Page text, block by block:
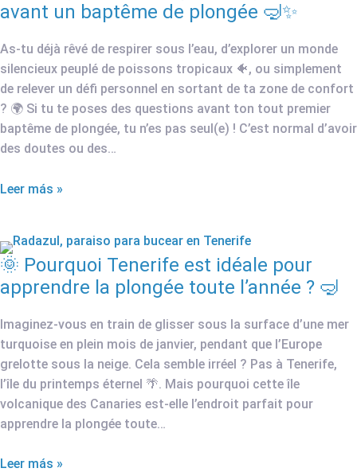
avant un baptême de plongée 🤿✨
As-tu déjà rêvé de respirer sous l’eau, d’explorer un monde
silencieux peuplé de poissons tropicaux 🐠, ou simplement
de relever un défi personnel en sortant de ta zone de confort
? 🌍 Si tu te poses des questions avant ton tout premier
baptême de plongée, tu n’es pas seul(e) ! C’est normal d’avoir
des doutes ou des…
Leer más »
🌞 Pourquoi Tenerife est idéale pour
apprendre la plongée toute l’année ? 🤿
Imaginez-vous en train de glisser sous la surface d’une mer
turquoise en plein mois de janvier, pendant que l’Europe
grelotte sous la neige. Cela semble irréel ? Pas à Tenerife,
l’île du printemps éternel 🌴. Mais pourquoi cette île
volcanique des Canaries est-elle l’endroit parfait pour
apprendre la plongée toute…
Leer más »